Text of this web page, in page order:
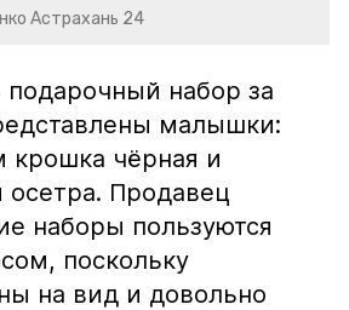
Астрахань 24
набор за
малышки:
крошка чёрная и
осетра. Продавец
наборы пользуются
поскольку
на вид и довольно